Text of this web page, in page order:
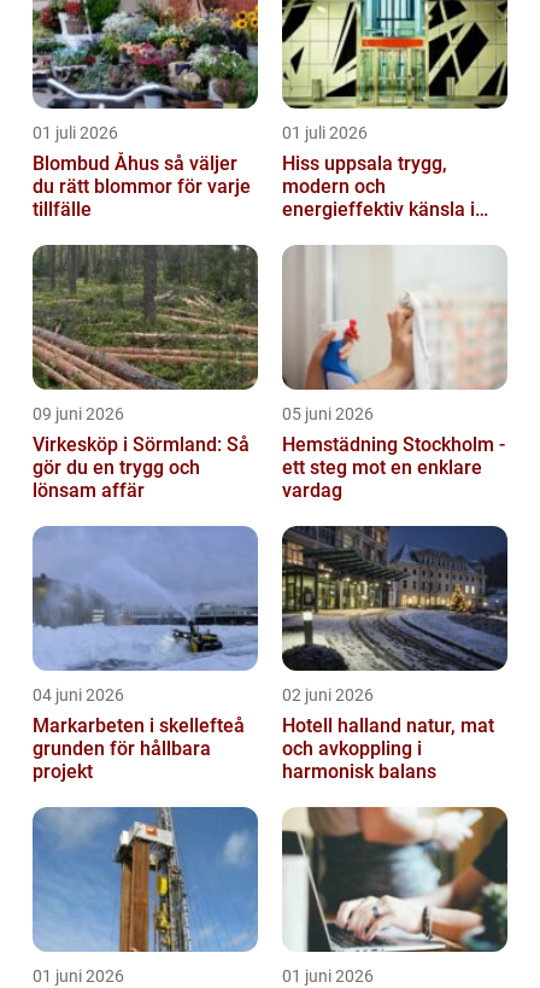
01 juli 2026
Blombud Åhus så väljer
du rätt blommor för varje
tillfälle
01 juli 2026
Hiss uppsala trygg,
modern och
energieffektiv känsla i
09 juni 2026
Virkesköp i Sörmland: Så
gör du en trygg och
lönsam affär
05 juni 2026
Hemstädning Stockholm -
ett steg mot en enklare
vardag
04 juni 2026
Markarbeten i skellefteå
grunden för hållbara
projekt
02 juni 2026
Hotell halland natur, mat
och avkoppling i
harmonisk balans
01 juni 2026 01 juni 2026